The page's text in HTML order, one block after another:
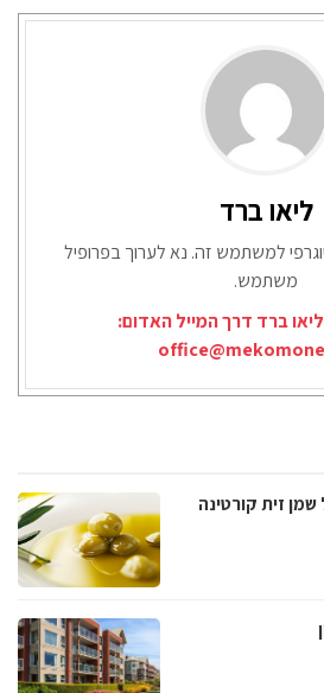
ליאו ברד
למשתמש זה. נא לערוך בפרופיל
משתמש.
ברד דרך המייל האדום:
שמן זית קורטינה